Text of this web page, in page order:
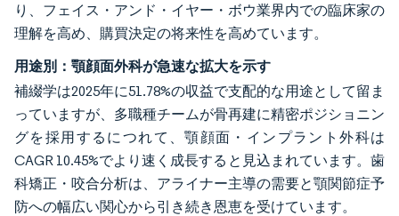
り、フェイス・アンド・イヤー・ボウ業界内での臨床家の
理解を高め、購買決定の将来性を高めています。
用途別：顎顔面外科が急速な拡大を示す
補綴学は2025年に51.78%の収益で支配的な用途として留ま
っていますが、多職種チームが骨再建に精密ポジショニン
グを採用するにつれて、顎顔面・インプラント外科は
CAGR 10.45%でより速く成長すると見込まれています。歯
科矯正・咬合分析は、アライナー主導の需要と顎関節症予
防への幅広い関心から引き続き恩恵を受けています。